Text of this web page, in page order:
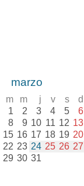
marzo
m m j v s d
1 2 3 4 5 6
8 9 10 11 12 13
15 16 17 18 19 20
22 23 24 25 26 27
29 30 31